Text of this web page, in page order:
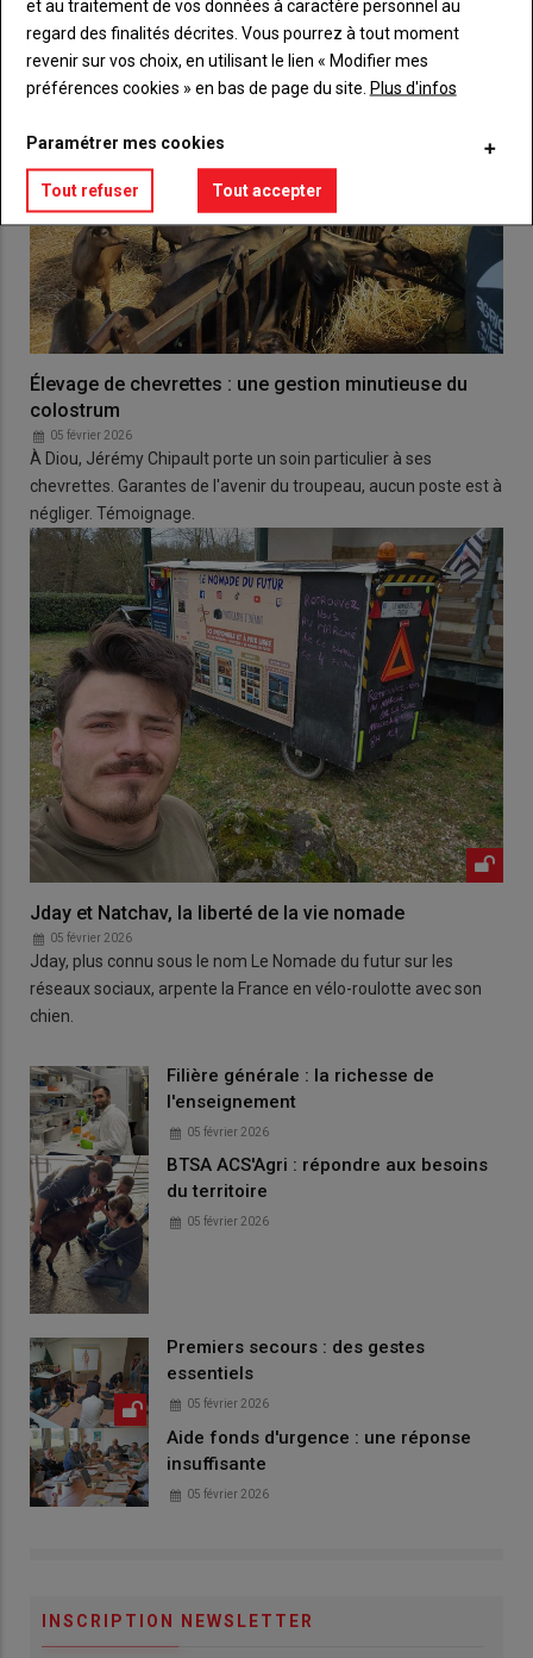
Élevage de chevrettes : une gestion minutieuse du
colostrum
05 février 2026
À Diou, Jérémy Chipault porte un soin particulier à ses
chevrettes. Garantes de l'avenir du troupeau, aucun poste est à
négliger. Témoignage.
Jday et Natchav, la liberté de la vie nomade
05 février 2026
Jday, plus connu sous le nom Le Nomade du futur sur les
réseaux sociaux, arpente la France en vélo-roulotte avec son
chien.
Filière générale : la richesse de
l'enseignement
05 février 2026
BTSA ACS'Agri : répondre aux besoins
du territoire
05 février 2026
Premiers secours : des gestes
essentiels
05 février 2026
Aide fonds d'urgence : une réponse
insuffisante
05 février 2026
INSCRIPTION NEWSLETTER
et au traitement de vos données à caractère personnel au
regard des finalités décrites. Vous pourrez à tout moment
revenir sur vos choix, en utilisant le lien « Modifier mes
préférences cookies » en bas de page du site. Plus d'infos
Paramétrer mes cookies
Tout refuser Tout accepter